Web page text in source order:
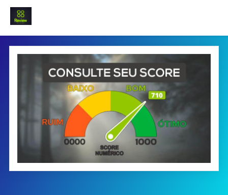
INICIO
Termo e Condições
Política Privacidade
SOBRE NÓS